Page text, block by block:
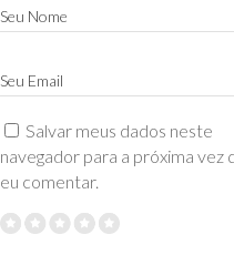
Seu Nome
Seu Email
Salvar meus dados neste
navegador para a próxima vez
eu comentar.